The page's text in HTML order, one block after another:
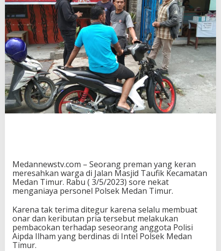
Medannewstv.com – Seorang preman yang keran
meresahkan warga di Jalan Masjid Taufik Kecamatan
Medan Timur. Rabu ( 3/5/2023) sore nekat
menganiaya personel Polsek Medan Timur.
Karena tak terima ditegur karena selalu membuat
onar dan keributan pria tersebut melakukan
pembacokan terhadap seseorang anggota Polisi
Aipda Ilham yang berdinas di Intel Polsek Medan
Timur.